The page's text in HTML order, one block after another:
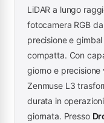
LiDAR a lungo
fotocamera RGB
precisione e gimbal
compatta. Con
giorno e
Zenmuse L3
durata in
giornata. Presso